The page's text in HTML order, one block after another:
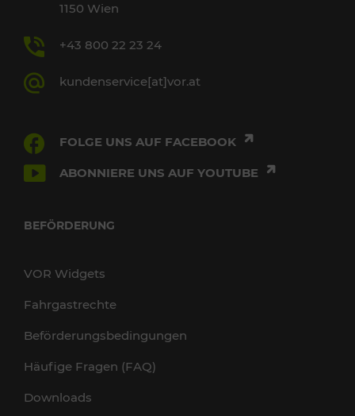
1150 Wien
+43 800 22 23 24
kundenservice[at]vor.at
FOLGE UNS AUF FACEBOOK
ABONNIERE UNS AUF YOUTUBE
BEFÖRDERUNG
VOR Widgets
Fahrgastrechte
Beförderungsbedingungen
Häufige Fragen (FAQ)
Downloads